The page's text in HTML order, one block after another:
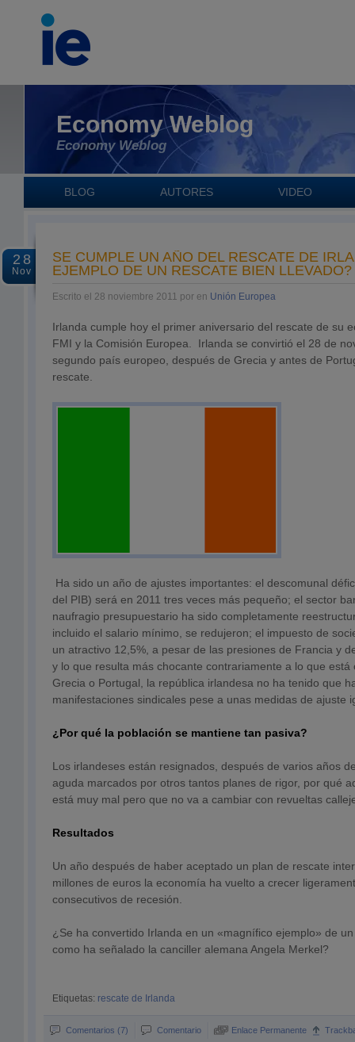
Economy Weblog
Economy Weblog
BLOG AUTORES VIDEO
28
Nov
SE CUMPLE UN AÑO DEL RESCATE DE
EJEMPLO DE UN RESCATE BIEN LLEVADO?
Escrito el 28 noviembre 2011 por en Unión Europea
Irlanda cumple hoy el primer aniversario del rescate de su
FMI y la Comisión Europea. Irlanda se convirtió el 28 de
segundo país europeo, después de Grecia y antes de
rescate.
Ha sido un año de ajustes importantes: el descomunal
del PIB) será en 2011 tres veces más pequeño; el sector
naufragio presupuestario ha sido completamente
incluido el salario mínimo, se redujeron; el impuesto de
un atractivo 12,5%, a pesar de las presiones de Francia y
y lo que resulta más chocante contrariamente a lo que está
Grecia o Portugal, la república irlandesa no ha tenido que
manifestaciones sindicales pese a unas medidas de ajuste
¿Por qué la población se mantiene tan pasiva?
Los irlandeses están resignados, después de varios años
aguda marcados por otros tantos planes de rigor, por qué
está muy mal pero que no va a cambiar con revueltas
Resultados
Un año después de haber aceptado un plan de rescate
millones de euros la economía ha vuelto a crecer
consecutivos de recesión.
¿Se ha convertido Irlanda en un «magnífico ejemplo» de
como ha señalado la canciller alemana Angela Merkel?
Etiquetas: rescate de Irlanda
Comentarios (7) Comentario Enlace Permanente